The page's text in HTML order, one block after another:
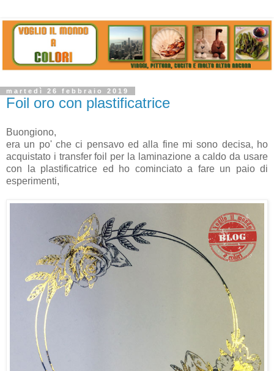
martedì 26 febbraio 2019
Foil oro con plastificatrice
Buongiono,
era un po' che ci pensavo ed alla fine mi sono decisa, ho
acquistato i transfer foil per la laminazione a caldo da usare
con la plastificatrice ed ho cominciato a fare un paio di
esperimenti,